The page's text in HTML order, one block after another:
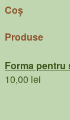
Coș
Produse
Forma
10,00 lei